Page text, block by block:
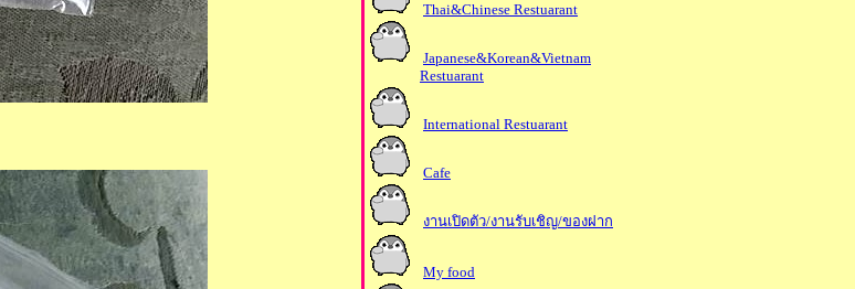
Thai&Chinese Restuarant
Japanese&Korean&Vietnam
Restuarant
International Restuarant
Cafe
งานเปิดตัว/งานรับเชิญ/ของฝาก
My food